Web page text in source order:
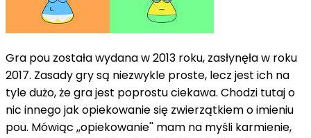
Gra pou została wydana w 2013 roku, zasłynęła w roku
2017. Zasady gry są niezwykle proste, lecz jest ich na
tyle dużo, że gra jest poprostu ciekawa. Chodzi tutaj o
nic innego jak opiekowanie się zwierzątkiem o imieniu
pou. Mówiąc ,,opiekowanie'' mam na myśli karmienie,